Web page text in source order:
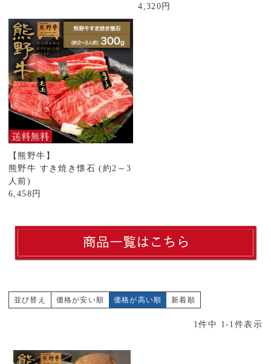
4,320円
【熊野牛】
熊野牛 すき焼き懐石 (約2～3
人前)
6,458円
並び替え 価格が安い順 価格が高い順 新着順
1件中 1 -1 件表示